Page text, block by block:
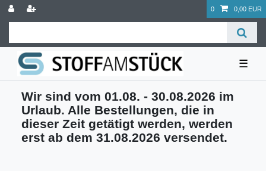
0 0,00 EUR
☰
Wir sind vom 01.08. - 30.08.2026 im
Urlaub. Alle Bestellungen, die in
dieser Zeit getätigt werden, werden
erst ab dem 31.08.2026 versendet.